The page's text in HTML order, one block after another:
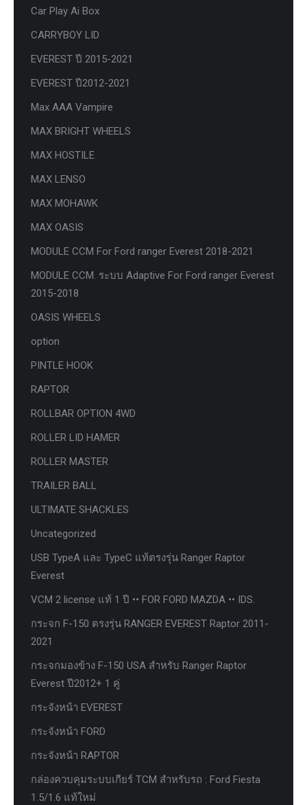
Car Play Ai Box
CARRYBOY LID
EVEREST ปี 2015-2021
EVEREST ปี2012-2021
Max AAA Vampire
MAX BRIGHT WHEELS
MAX HOSTILE
MAX LENSO
MAX MOHAWK
MAX OASIS
MODULE CCM For Ford ranger Everest 2018-2021
MODULE CCM. ระบบ Adaptive For Ford ranger Everest
2015-2018
OASIS WHEELS
option
PINTLE HOOK
RAPTOR
ROLLBAR OPTION 4WD
ROLLER LID HAMER
ROLLER MASTER
TRAILER BALL
ULTIMATE SHACKLES
Uncategorized
USB TypeA และ TypeC แท้ตรงรุ่น Ranger Raptor
Everest
VCM 2 license แท้ 1 ปี •• FOR FORD MAZDA •• IDS.
กระจก F-150 ตรงรุ่น RANGER EVEREST Raptor 2011-
2021
กระจกมองข้าง F-150 USA สำหรับ Ranger Raptor
Everest ปี2012+ 1 คู่
กระจังหน้า EVEREST
กระจังหน้า FORD
กระจังหน้า RAPTOR
กล่องควบคุมระบบเกียร์ TCM สำหรับรถ : Ford Fiesta
1.5/1.6 แท้ใหม่